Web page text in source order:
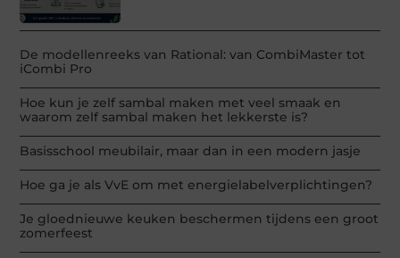
De modellenreeks van Rational: van CombiMaster tot
iCombi Pro
Hoe kun je zelf sambal maken met veel smaak en
waarom zelf sambal maken het lekkerste is?
Basisschool meubilair, maar dan in een modern jasje
Hoe ga je als VvE om met energielabelverplichtingen?
Je gloednieuwe keuken beschermen tijdens een groot
zomerfeest